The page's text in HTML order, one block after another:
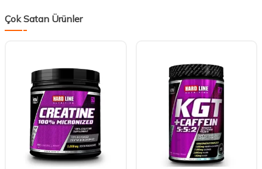
Çok Satan Ürünler